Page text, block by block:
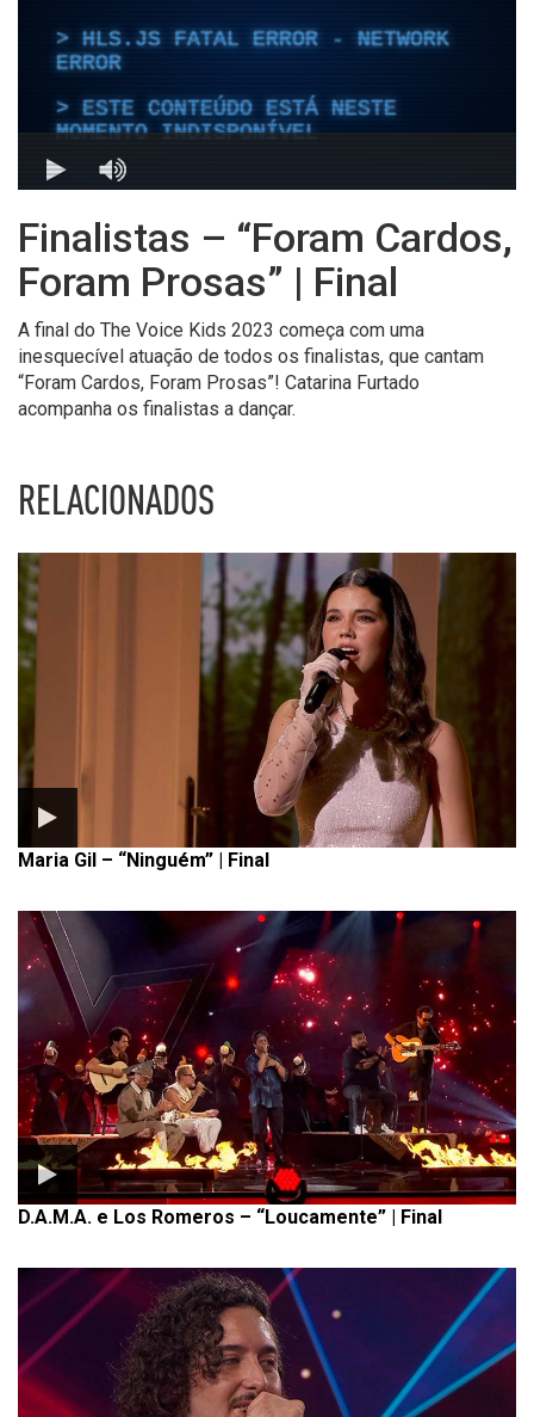
Finalistas – “Foram Cardos,
Foram Prosas” | Final
A final do The Voice Kids 2023 começa com uma
inesquecível atuação de todos os finalistas, que cantam
“Foram Cardos, Foram Prosas”! Catarina Furtado
acompanha os finalistas a dançar.
RELACIONADOS
Maria Gil – “Ninguém” | Final
D.A.M.A. e Los Romeros – “Loucamente” | Final